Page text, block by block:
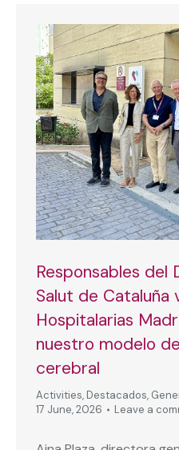
Responsables
Salut de Cataluña
Hospitalarias
nuestro modelo
cerebral
Activities, Destacados,
17 June, 2026
Leave a